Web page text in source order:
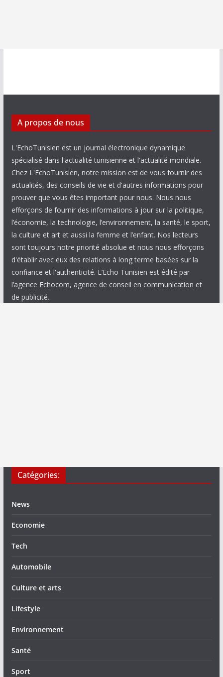
A propos de nous
L'EchoTunisien est un journal électronique dynamique
spécialisé dans l'actualité tunisienne et l'actualité mondiale.
Chez L'EchoTunisien, notre mission est de vous fournir des
actualités, des conseils de vie et d'autres informations pour
prouver que vous êtes important pour nous. Nous nous
efforçons de fournir des informations à jour sur la politique,
l’économie, la technologie, l’environnement, la santé, le sport,
la culture et art et aussi la femme et l’enfant. Nos lecteurs
sont toujours notre priorité absolue et nous nous efforçons
d'établir avec eux des relations à long terme basées sur la
confiance et l'authenticité. L’Echo Tunisien est édité par
l’agence Echocom, agence de conseil en communication et
de publicité.
Catégories:
News
Economie
Tech
Automobile
Culture et arts
Lifestyle
Environnement
Santé
Sport